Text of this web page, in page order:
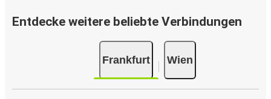
Entdecke weitere beliebte Verbindungen
Frankfurt Wien